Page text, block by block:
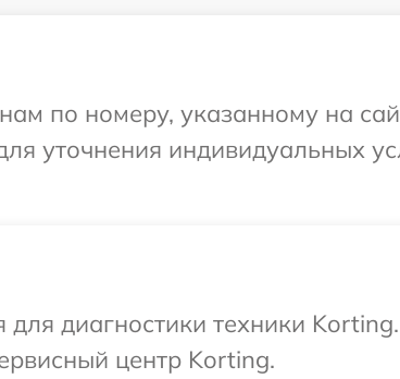
по номеру, указанному на
уточнения индивидуальных
диагностики техники
центр Korting.